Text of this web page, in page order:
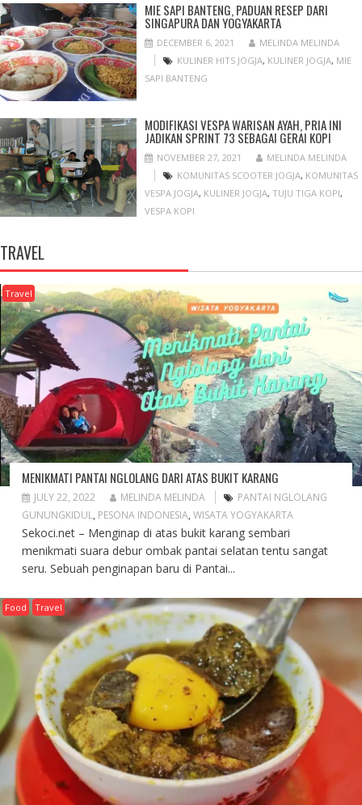
MIE SAPI BANTENG, PADUAN RESEP DARI
SINGAPURA DAN YOGYAKARTA
DECEMBER 6, 2021
MELINDA MELINDA
KULINER HITS JOGJA, KULINER JOGJA, MIE
SAPI BANTENG
MODIFIKASI VESPA WARISAN AYAH, PRIA INI
JADIKAN SPRINT 73 SEBAGAI GERAI KOPI
NOVEMBER 27, 2021
MELINDA MELINDA
KOMUNITAS SCOOTER JOGJA, KOMUNITAS
VESPA JOGJA, KULINER JOGJA,TUJU TIGA KOPI,
VESPA KOPI
TRAVEL
Travel
MENIKMATI PANTAI NGLOLANG DARI ATAS BUKIT KARANG
JULY 22, 2022 MELINDA MELINDA
PANTAI NGLOLANG
GUNUNGKIDUL, PESONA INDONESIA, WISATA YOGYAKARTA
Sekoci.net – Menginap di atas bukit karang sembari
menikmati suara debur ombak pantai selatan tentu sangat
seru. Sebuah penginapan baru di Pantai...
Food Travel